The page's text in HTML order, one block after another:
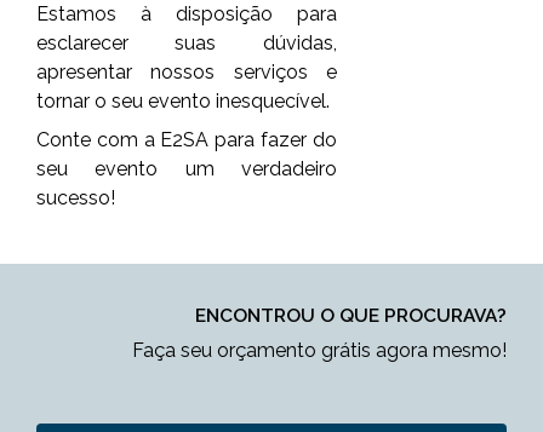
Estamos à disposição para
esclarecer suas dúvidas,
apresentar nossos serviços e
tornar o seu evento inesquecível.
Conte com a E2SA para fazer do
seu evento um verdadeiro
sucesso!
ENCONTROU O QUE PROCURAVA?
Faça seu orçamento grátis agora mesmo!